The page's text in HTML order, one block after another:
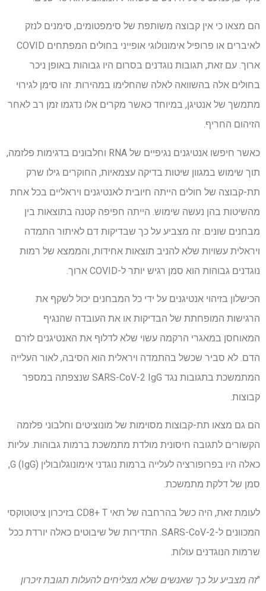
הם מצאו כי אין קבוצה משותפת של סימפטומים, סימנים לנזק
לאיברים או פרופיל אימונולוגי אופייני בחולים המפתחים COVID
ארוך. עם זאת, תגובות נוגדנים בסרום היו גבוהות באופן ניכר
בחולים אלה בהשוואה לאלה שהחלימו במהירות. זהו סימן לגירוי
מתמשך של אנטיגן, במיוחד כאשר מקרים אלו נדגמו זמן רב לאחר
הזיהום החריף.
כאשר חיפשו אנטיגנים נגיפיים של RNA וחלבונים בדגימות פלזמה,
תוך שימוש במגוון שיטות בדיקה עצמאיות, החוקרים גילו שרק
תת-קבוצה של חולים הייתה חיובית לאנטיגנים ויראליים בכל אחת
מהשיטות בהן נעשה שימוש. הייתה חפיפה קטנה בתוצאות בין
מבחנים שונים. זה מצביע על כך שבדיקות דם לאיתור התמדה
ויראלית עשויות שלא להניב תוצאות אחידות, והממצא של רמות
נוגדנים גבוהות הוא סמן רגיש יותר ל-COVID ארוך.
הכישלון בזיהוי אנטיגנים על ידי כל המבחנים יכול לשקף את
הרגישות המופחתת של הבדיקות או את העובדה שהנגיף
המאוחסן במאגרי הרקמה עשוי שלא לדלוף את האנטיגנים לזרם
הדם. לא סביר שכשל בהתמדה ויראלית הוא הסיבה, לאור העלייה
המתמשכת בתגובות נגד SARS-CoV-2 IgG שנצפתה במספר
קבוצות.
הם גם מצאו תת-קבוצות מסוימות של מונוציטים וחלבוני פלזמה
הקשורים לתגובה חיסונית מולדת מתמשכת ברמות גבוהות. עליות
כאלה היו בפרופורציה לעלייה ברמות נוגדני אימונוגלובולין G (IgG),
סמן של דלקת מתמשכת.
לעומת זאת, היה כשל בהרחבה של תאי CD8+ T בזיכרון ציטוטוקסי
המכוונים ל-SARS-CoV-2. התדירות של שיבוטים כאלה יורדת ככל
שרמות הנוגדנים עולות.
"זה מצביע על כך שאנשים שלא מצליחים להעלות תגובת זיכרון